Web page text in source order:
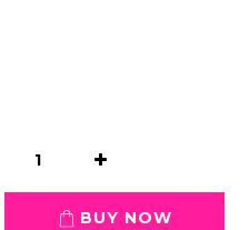
BUY NOW